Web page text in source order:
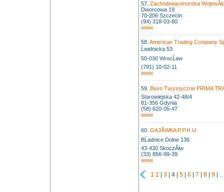
57. Zachodniopomorska
Dworcowa 19
70-206 Szczecin
(94) 318-03-80
www
58. American Trading Company
Ĺwidnicka 53
50-030 WrocĹaw
(791) 10-02-11
www
59. Biuro Turystyczne PRIMA
Starowiejska 42-48/4
81-356 Gdynia
(58) 620-05-47
www
60. GAJĂWKA P.P.H.U.
BĹadnice Dolne 136
43-430 SkoczĂłw
(33) 856-99-39
www
1 2 | 3 | 4 | 5 | 6 | 7 | 8 | 9 | ..